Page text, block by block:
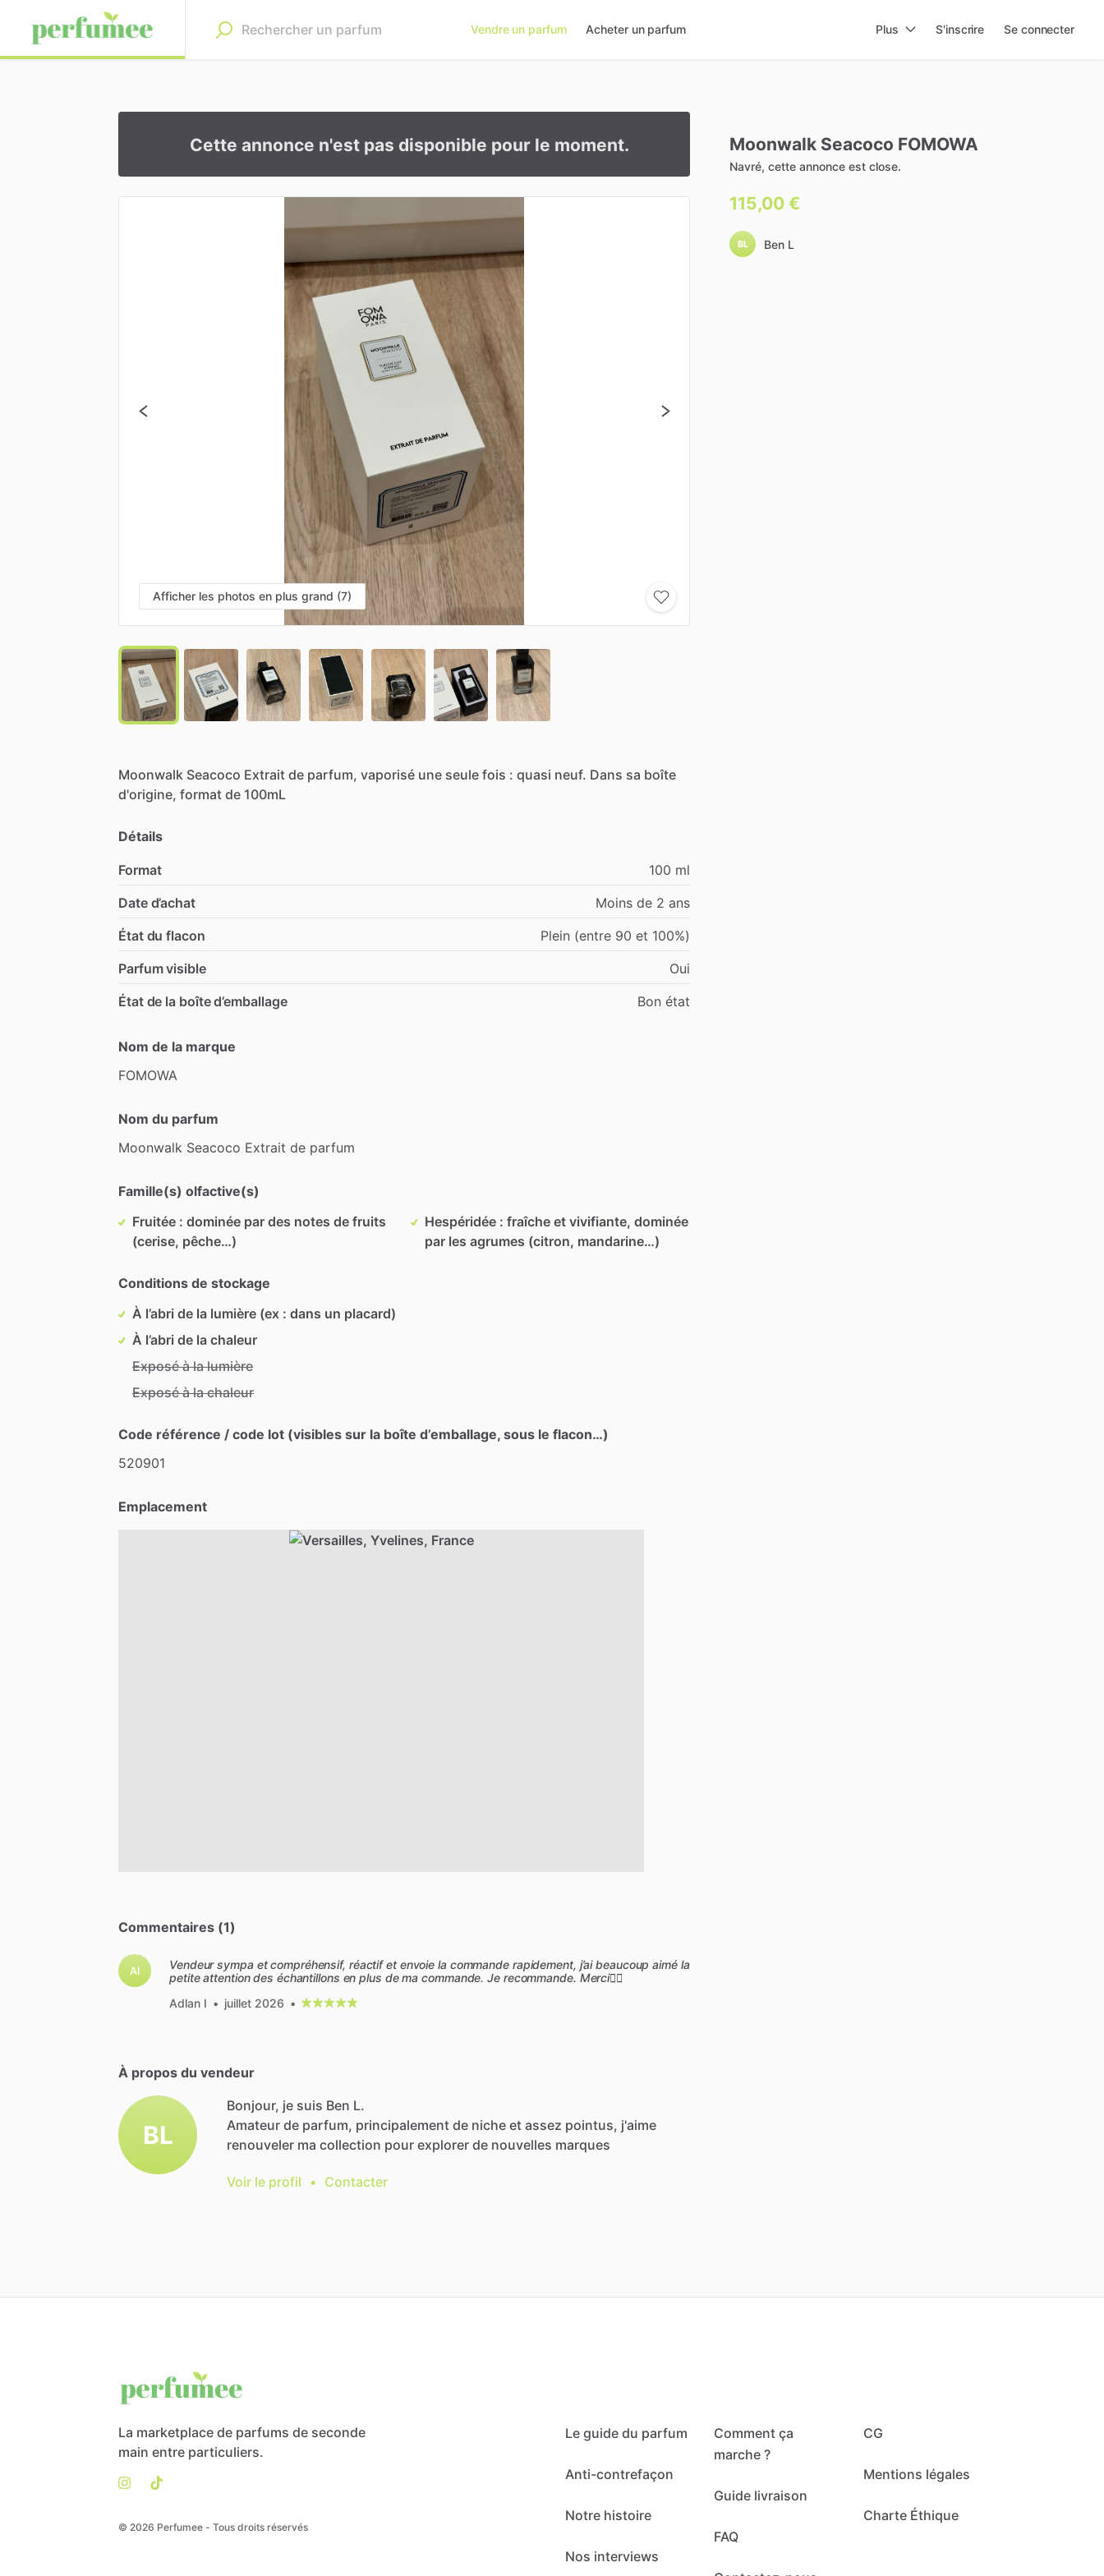
Vendre un parfum Acheter un parfum Plus S'inscrire Se connecter
Cette annonce n'est pas disponible pour le moment.
Afficher les photos en plus grand (7)
Moonwalk Seacoco Extrait de parfum, vaporisé une seule fois : quasi neuf. Dans sa boîte
d'origine, format de 100mL
Détails
Format
100 ml
Date d’achat
Moins de 2 ans
État du flacon
Plein (entre 90 et 100%)
Parfum visible
Oui
État de la boîte d’emballage
Bon état
Nom de la marque
FOMOWA
Nom du parfum
Moonwalk Seacoco Extrait de parfum
Famille(s) olfactive(s)
Fruitée : dominée par des notes de fruits
(cerise, pêche…)
Hespéridée : fraîche et vivifiante, dominée
par les agrumes (citron, mandarine…)
Conditions de stockage
À l’abri de la lumière (ex : dans un placard)
À l’abri de la chaleur
Exposé à la lumière
Exposé à la chaleur
Code référence / code lot (visibles sur la boîte d’emballage, sous le flacon…)
520901
Emplacement
Commentaires (1)
AI
Vendeur sympa et compréhensif, réactif et envoie la commande rapidement, j’ai beaucoup aimé la
petite attention des échantillons en plus de ma commande. Je recommande. Merci👌🏽
Adlan I • juillet 2026 •
À propos du vendeur
BL
Bonjour, je suis Ben L.
Amateur de parfum, principalement de niche et assez pointus, j'aime
renouveler ma collection pour explorer de nouvelles marques
Voir le profil • Contacter
Moonwalk Seacoco FOMOWA
Navré, cette annonce est close.
115,00 €
BL Ben L
La marketplace de parfums de seconde
main entre particuliers.
© 2026 Perfumee - Tous droits réservés
Le guide du parfum
Anti-contrefaçon
Notre histoire
Nos interviews
Comment ça
marche ?
Guide livraison
FAQ
CG
Mentions légales
Charte Éthique